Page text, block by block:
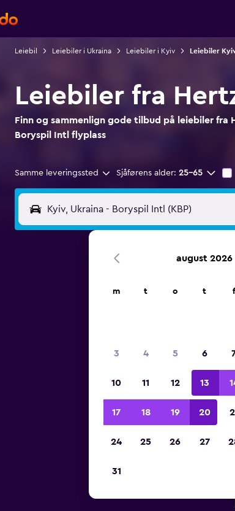
Leiebil Leiebiler i Ukraina Leiebiler i Kyiv Leiebiler
Leiebiler fra
Finn og sammenlign gode tilbud på leiebiler fra
Boryspil Intl flyplass
Samme leveringssted Sjåførens alder: 25–65
august 2026
m t o t f
3 4 5 6
10 11 12 13
17 18 19 20
24 25 26 27
31